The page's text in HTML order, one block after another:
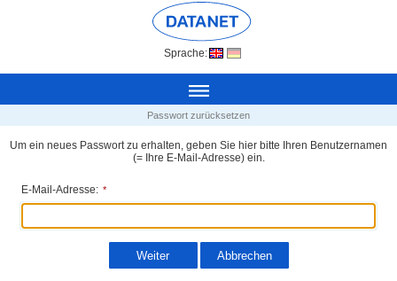
Sprache:
Passwort zurücksetzen
Um ein neues Passwort zu erhalten, geben Sie hier bitte Ihren Benutzernamen
(= Ihre E-Mail-Adresse) ein.
E-Mail-Adresse: *
Weiter Abbrechen